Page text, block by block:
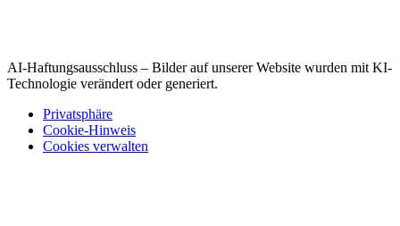
AI-Haftungsausschluss – Bilder auf unserer Website wurden mit KI-
Technologie verändert oder generiert.
Privatsphäre
Cookie-Hinweis
Cookies verwalten